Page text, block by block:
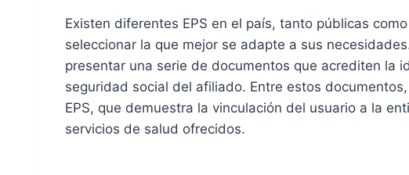
Existen diferentes EPS en el país, tanto públicas
seleccionar la que mejor se adapte a sus
presentar una serie de documentos que acrediten la
seguridad social del afiliado. Entre estos
EPS, que demuestra la vinculación del usuario a la
servicios de salud ofrecidos.